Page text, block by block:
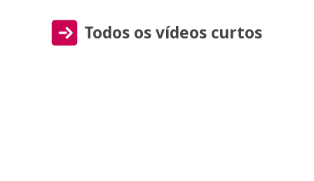
Todos os vídeos curtos